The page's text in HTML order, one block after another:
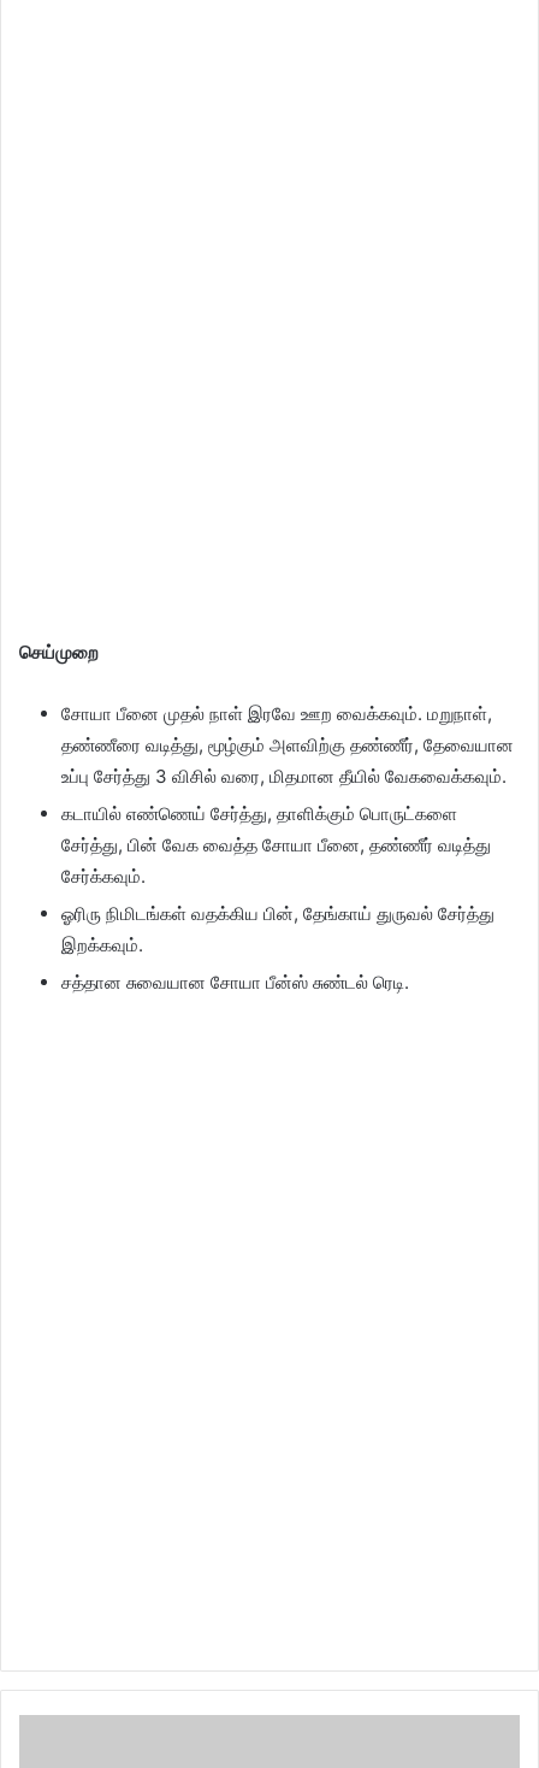
செய்முறை
சோயா பீனை முதல் நாள் இரவே ஊற வைக்கவும். மறுநாள்,
தண்ணீரை வடித்து, மூழ்கும் அளவிற்கு தண்ணீர், தேவையான
உப்பு சேர்த்து 3 விசில் வரை, மிதமான தீயில் வேகவைக்கவும்.
கடாயில் எண்ணெய் சேர்த்து, தாளிக்கும் பொருட்களை
சேர்த்து, பின் வேக வைத்த சோயா பீனை, தண்ணீர் வடித்து
சேர்க்கவும்.
ஓரிரு நிமிடங்கள் வதக்கிய பின், தேங்காய் துருவல் சேர்த்து
இறக்கவும்.
சத்தான சுவையான சோயா பீன்ஸ் சுண்டல் ரெடி.